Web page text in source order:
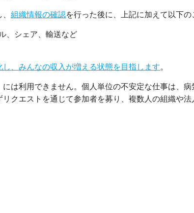
、組織情報の確認を行った後に、上記に加えて以下の
、シェア、輸送など
、みんなの収入が増える状態を目指します。
は利用できません。個人単位の不安定な仕事は、
クエストを通じて参加者を募り、複数人の組織や